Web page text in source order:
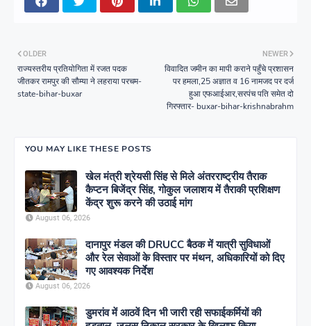
NEWER
विवादित जमीन का मापी कराने पहुँचे प्रशासन
पर हमला,25 अज्ञात व 16 नामजद पर दर्ज
हुआ एफआईआर,सरपंच पति समेत दो
गिरफ्तार- buxar-bihar-krishnabrahm
OLDER
राज्यस्तरीय प्रतियोगिता में रजत पदक
जीतकर रामपुर की सौम्या ने लहराया परचम-
state-bihar-buxar
YOU MAY LIKE THESE POSTS
खेल मंत्री श्रेयसी सिंह से मिले अंतरराष्ट्रीय तैराक
कैप्टन बिजेंद्र सिंह, गोकुल जलाशय में तैराकी प्रशिक्षण
केंद्र शुरू करने की उठाई मांग
August 06, 2026
दानापुर मंडल की DRUCC बैठक में यात्री सुविधाओं
और रेल सेवाओं के विस्तार पर मंथन, अधिकारियों को दिए
गए आवश्यक निर्देश
August 06, 2026
डुमरांव में आठवें दिन भी जारी रही सफाईकर्मियों की